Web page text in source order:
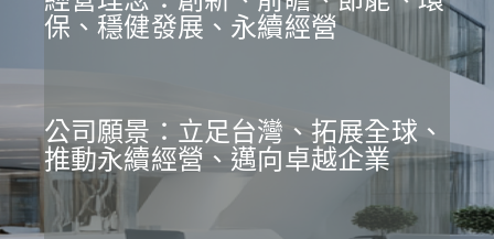
保、穩健發展、永續經營
公司願景：立足台灣、拓展全球、
推動永續經營、邁向卓越企業